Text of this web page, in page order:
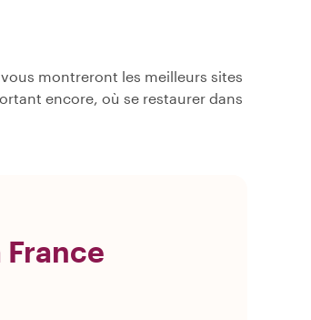
montreront les meilleurs sites
encore, où se restaurer dans